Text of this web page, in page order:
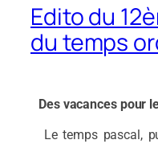
Edito du
du temps
Des vacances pour
Le temps pascal,